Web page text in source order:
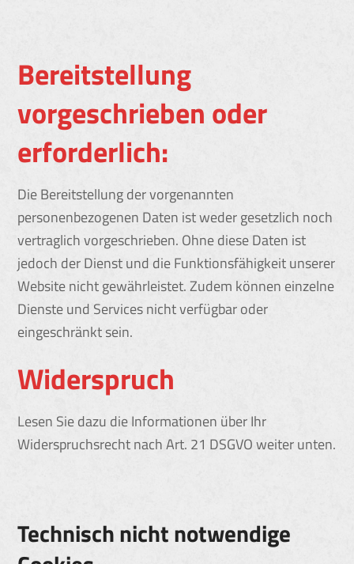
Bereitstellung
vorgeschrieben oder
erforderlich:
Die Bereitstellung der vorgenannten
personenbezogenen Daten ist weder gesetzlich noch
vertraglich vorgeschrieben. Ohne diese Daten ist
jedoch der Dienst und die Funktionsfähigkeit unserer
Website nicht gewährleistet. Zudem können einzelne
Dienste und Services nicht verfügbar oder
eingeschränkt sein.
Widerspruch
Lesen Sie dazu die Informationen über Ihr
Widerspruchsrecht nach Art. 21 DSGVO weiter unten.
Technisch nicht notwendige